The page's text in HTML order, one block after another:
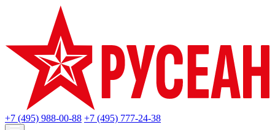
+7 (495) 988-00-88 +7 (495) 777-24-38